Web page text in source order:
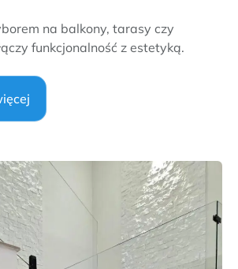
na balkony, tarasy czy
funkcjonalność z estetyką.